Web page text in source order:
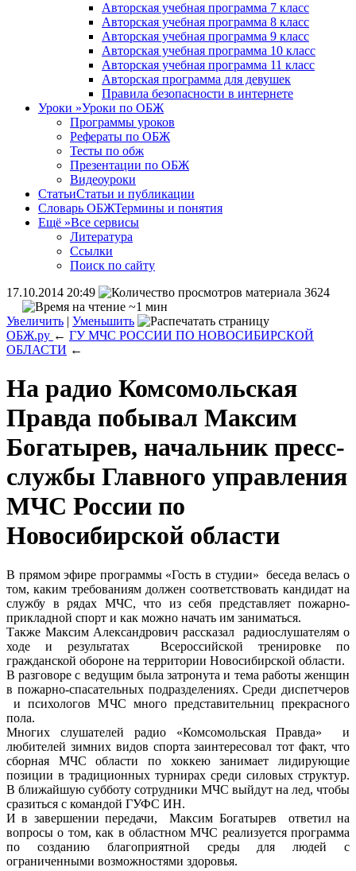
Авторская учебная программа 7 класс
Авторская учебная программа 8 класс
Авторская учебная программа 9 класс
Авторская учебная программа 10 класс
Авторская учебная программа 11 класс
Авторская программа для девушек
Правила безопасности в интернете
Уроки »Уроки по ОБЖ
Программы уроков
Рефераты по ОБЖ
Тесты по обж
Презентации по ОБЖ
Видеоуроки
СтатьиСтатьи и публикации
Словарь ОБЖТермины и понятия
Ещё »Все сервисы
Литература
Ссылки
Поиск по сайту
17.10.2014 20:49
3624
~1 мин
Увеличить | Уменьшить
ОБЖ.ру ← ГУ МЧС РОССИИ ПО НОВОСИБИРСКОЙ
ОБЛАСТИ ←
На радио Комсомольская
Правда побывал Максим
Богатырев, начальник пресс-
службы Главного управления
МЧС России по
Новосибирской области
В прямом эфире программы «Гость в студии» беседа велась о
том, каким требованиям должен соответствовать кандидат на
службу в рядах МЧС, что из себя представляет пожарно-
прикладной спорт и как можно начать им заниматься.
Также Максим Александрович рассказал радиослушателям о
ходе и результатах Всероссийской тренировке по
гражданской обороне на территории Новосибирской области.
В разговоре с ведущим была затронута и тема работы женщин
в пожарно-спасательных подразделениях. Среди диспетчеров
и психологов МЧС много представительниц прекрасного
пола.
Многих слушателей радио «Комсомольская Правда» и
любителей зимних видов спорта заинтересовал тот факт, что
сборная МЧС области по хоккею занимает лидирующие
позиции в традиционных турнирах среди силовых структур.
В ближайшую субботу сотрудники МЧС выйдут на лед, чтобы
сразиться с командой ГУФС ИН.
И в завершении передачи, Максим Богатырев ответил на
вопросы о том, как в областном МЧС реализуется программа
по созданию благоприятной среды для людей с
ограниченными возможностями здоровья.